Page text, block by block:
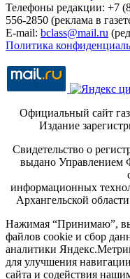
Телефоны редакции: +7
556-2850 (реклама в
E-mail: bclass@mail.ru
Политика
Официальный сайт
Издание
Свидетельство о
выдано Управлением
информационных
Архангельской
Нажимая “Принимаю”, вы
файлов cookie и сбор
аналитики
для улучшения
сайта и содействия